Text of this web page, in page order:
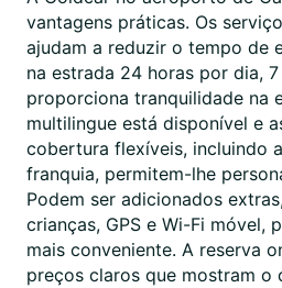
vantagens práticas. Os
ajudam a reduzir o tempo de
na estrada 24 horas por dia,
proporciona tranquilidade na
multilingue está disponível e
cobertura flexíveis, incluindo
franquia, permitem-lhe
Podem ser adicionados
crianças, GPS e Wi-Fi móvel,
mais conveniente. A reserva
preços claros que mostram o